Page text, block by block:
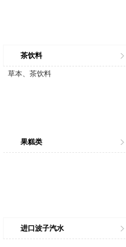
茶饮料
草本、茶饮料
果糕类
进口波子汽水